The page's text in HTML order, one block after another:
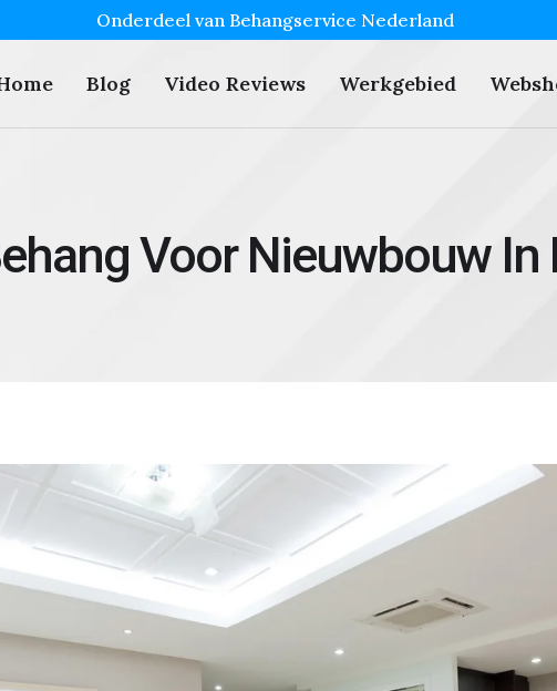
Onderdeel van Behangservice Nederland
Blog Video Reviews Werkgebied
Voor Nieuwbouw